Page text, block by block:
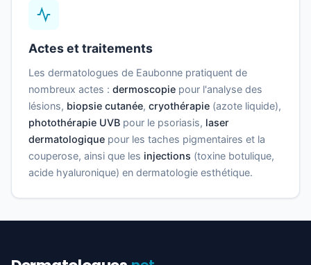
Actes et traitements
Les dermatologues de Eaubonne pratiquent de
nombreux actes : dermoscopie pour l'analyse des
lésions, biopsie cutanée, cryothérapie (azote liquide),
photothérapie UVB pour le psoriasis, laser
dermatologique pour les taches pigmentaires et la
couperose, ainsi que les injections (toxine botulique,
acide hyaluronique) en dermatologie esthétique.